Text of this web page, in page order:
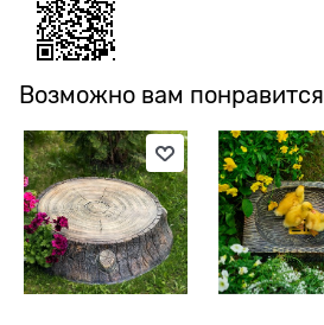
Возможно вам понравится